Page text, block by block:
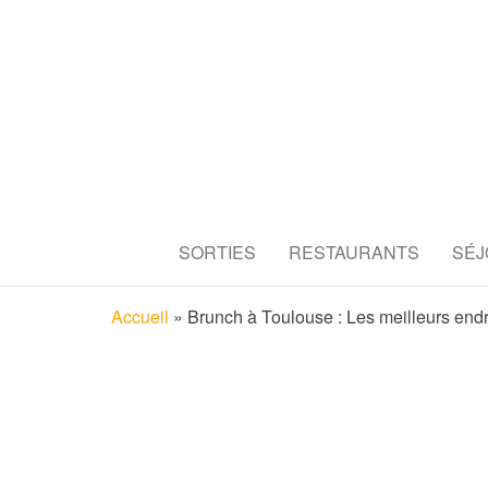
SORTIES RESTAURANTS
Accueil » Brunch à Toulouse : Les meilleurs